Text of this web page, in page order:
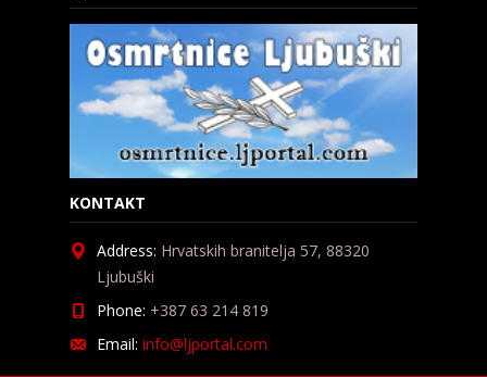
KONTAKT
Address: Hrvatskih branitelja 57, 88320
Ljubuški
Phone: +387 63 214 819
Email: info@ljportal.com